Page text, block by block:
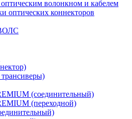
волонкном и кабелем
оптических коннекторов
(соединительный)
(переходной)